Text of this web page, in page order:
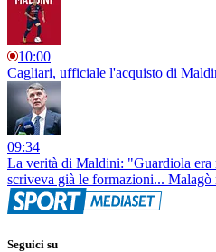
10:00
Cagliari, ufficiale l'acquisto di
09:34
La verità di Maldini: "Guardiola era
scriveva già le formazioni... Malagò
Seguici su